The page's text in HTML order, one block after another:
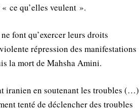
ce qu’elles veulent ».
font qu’exercer leurs droits
répression des manifestations
la mort de Mahsha Amini.
iranien en soutenant les troubles (…)
tenté de déclencher des troubles